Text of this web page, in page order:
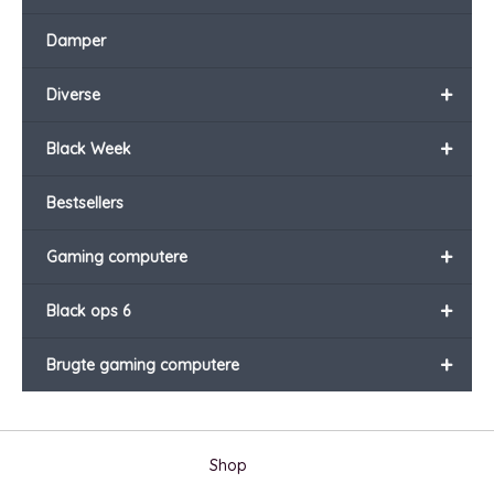
Damper
+
Diverse
+
Black Week
Bestsellers
+
Gaming computere
+
Black ops 6
+
Brugte gaming computere
Shop